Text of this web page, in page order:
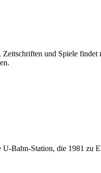
und Spiele
Bahn-Station, die 1981 zu